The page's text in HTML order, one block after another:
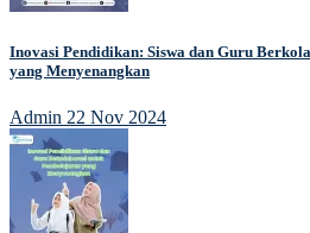
Inovasi Pendidikan: Siswa dan Guru
yang Menyenangkan
Admin 22 Nov 2024